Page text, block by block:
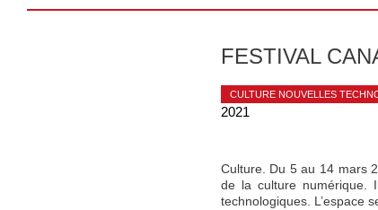
FESTIVAL
CULTURE NOUVELLES
2021
Culture. Du 5 au 14 mars
de la culture numérique.
technologiques. L’espace